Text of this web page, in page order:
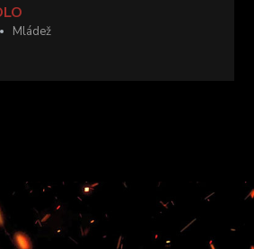
Mládež